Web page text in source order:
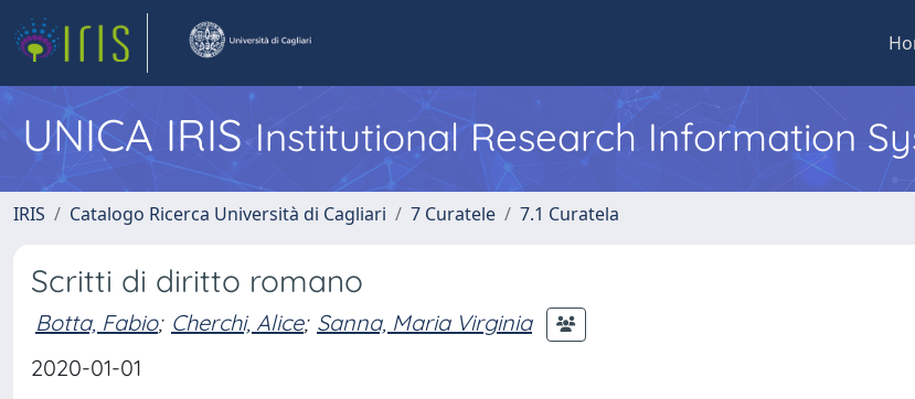
UNICA IRISInstitutional Research Information
IRIS Catalogo Ricerca Università di Cagliari 7 Curatele 7.1 Curatela
Scritti di diritto romano
Botta, Fabio; Cherchi, Alice; Sanna, Maria Virginia
2020-01-01